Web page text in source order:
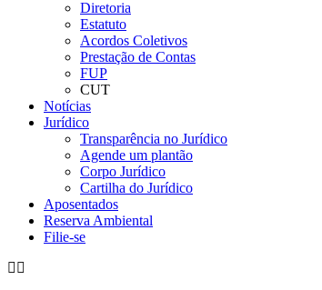
Diretoria
Estatuto
Acordos Coletivos
Prestação de Contas
FUP
CUT
Notícias
Jurídico
Transparência no Jurídico
Agende um plantão
Corpo Jurídico
Cartilha do Jurídico
Aposentados
Reserva Ambiental
Filie-se